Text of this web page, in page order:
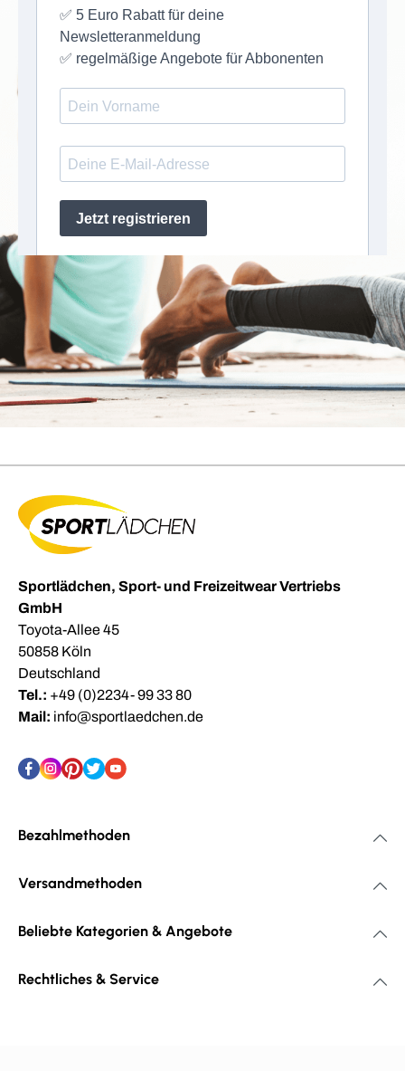
Sportlädchen, Sport- und Freizeitwear Vertriebs
GmbH
Toyota-Allee 45
50858 Köln
Deutschland
Tel.: +49 (0)2234- 99 33 80
Mail: info@sportlaedchen.de
Bezahlmethoden
Versandmethoden
Beliebte Kategorien & Angebote
Rechtliches & Service